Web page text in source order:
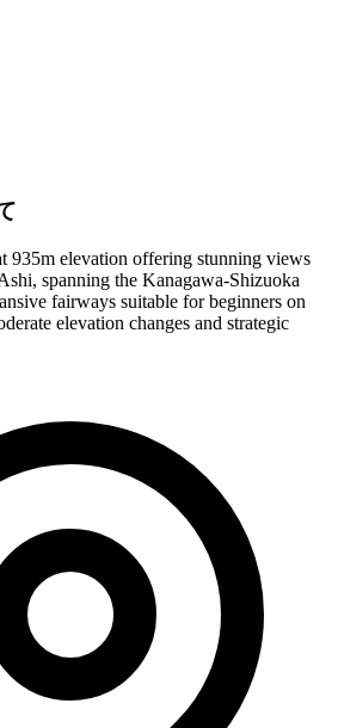
935m elevation offering stunning views
spanning the Kanagawa-Shizuoka
fairways suitable for beginners on
elevation changes and strategic